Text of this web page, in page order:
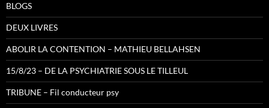
BLOGS
DEUX LIVRES
ABOLIR LA CONTENTION – MATHIEU BELLAHSEN
15/8/23 – DE LA PSYCHIATRIE SOUS LE TILLEUL
TRIBUNE – Fil conducteur psy